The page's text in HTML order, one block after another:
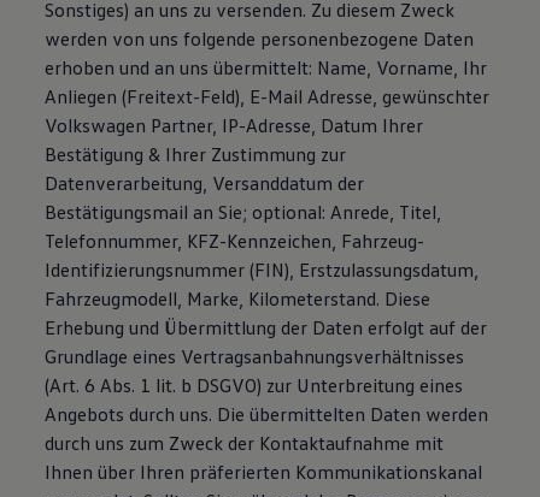
Sonstiges) an uns zu versenden. Zu diesem Zweck
werden von uns folgende personenbezogene Daten
erhoben und an uns übermittelt: Name, Vorname, Ihr
Anliegen (Freitext-Feld), E-Mail Adresse, gewünschter
Volkswagen Partner, IP-Adresse, Datum Ihrer
Bestätigung & Ihrer Zustimmung zur
Datenverarbeitung, Versanddatum der
Bestätigungsmail an Sie; optional: Anrede, Titel,
Telefonnummer, KFZ-Kennzeichen, Fahrzeug-
Identifizierungsnummer (FIN), Erstzulassungsdatum,
Fahrzeugmodell, Marke, Kilometerstand. Diese
Erhebung und Übermittlung der Daten erfolgt auf der
Grundlage eines Vertragsanbahnungsverhältnisses
(Art. 6 Abs. 1 lit. b DSGVO) zur Unterbreitung eines
Angebots durch uns. Die übermittelten Daten werden
durch uns zum Zweck der Kontaktaufnahme mit
Ihnen über Ihren präferierten Kommunikationskanal